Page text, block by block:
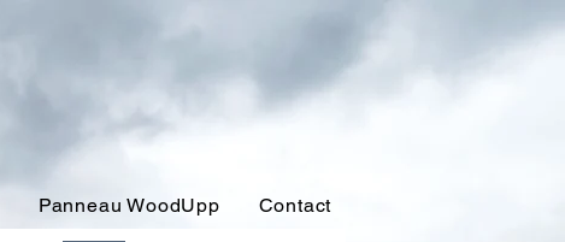
Panneau WoodUpp Contact